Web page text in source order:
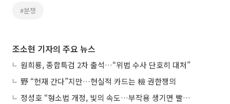
#분쟁
조소현 기자의 주요 뉴스
원희룡, 종합특검 2차 출석…“위법 수사 단호히 대처”
野 “헌재 간다”지만…현실적 카드는 檢 권한쟁의
정성호 “형소법 개정, 빛의 속도…부작용 생기면 빨리 고쳐야”